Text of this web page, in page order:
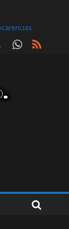
Radio y su
de Movilidad